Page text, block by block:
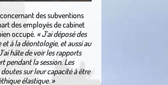
des subventions
des employés de cabinet
occupé. « J’ai déposé des
à la déontologie, et aussi au
hâte de voir les rapports
pendant la session. Les
sur leur capacité à être
élastique. »